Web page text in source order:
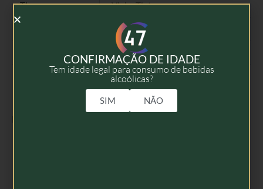
Tipo Vinho Tinto
2015
75cl
CONFIRMAÇÃO DE IDADE
Tem idade legal para consumo de bebidas
alcoólicas?
SIM NÃO